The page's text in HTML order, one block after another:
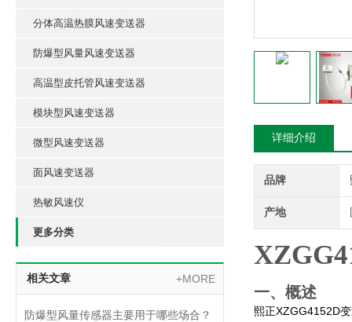
分体高温热膜风速变送器
防爆型风量风速变送器
高温型皮托管风速变送器
模块型风速变送器
微型风速变送器
面风速变送器
热敏风速仪
更多分类
相关文章 +MORE
防爆型风量传感器主要用于哪些场合？
详细介绍
品牌
产地
一、概述
熙正XZGG4152D